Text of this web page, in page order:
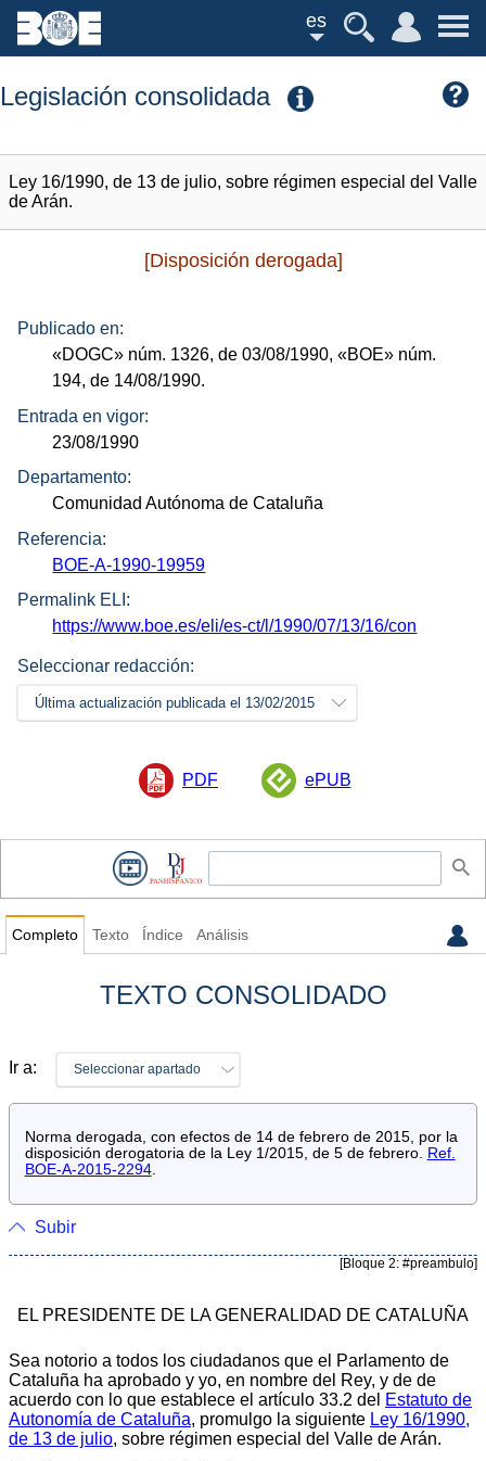
es
Legislación consolidada
Ley 16/1990, de 13 de julio, sobre régimen especial del Valle
de Arán.
[Disposición derogada]
Publicado en:
«DOGC» núm. 1326, de 03/08/1990,«BOE» núm.
194, de 14/08/1990.
Entrada en vigor:
23/08/1990
Departamento:
Comunidad Autónoma de Cataluña
Referencia:
BOE-A-1990-19959
Permalink ELI:
https://www.boe.es/eli/es-ct/l/1990/07/13/16/con
Seleccionar redacción:
Última actualización publicada el 13/02/2015
PDF ePUB
Completo Texto Índice Análisis
TEXTO CONSOLIDADO
Ir a: Seleccionar apartado
Norma derogada, con efectos de 14 de febrero de 2015, por la
disposición derogatoria de la Ley 1/2015, de 5 de febrero. Ref.
BOE-A-2015-2294.
Subir
[Bloque 2: #preambulo]
EL PRESIDENTE DE LA GENERALIDAD DE CATALUÑA
Sea notorio a todos los ciudadanos que el Parlamento de
Cataluña ha aprobado y yo, en nombre del Rey, y de de
acuerdo con lo que establece el artículo 33.2 del Estatuto de
Autonomía de Cataluña, promulgo la siguiente Ley 16/1990,
de 13 de julio, sobre régimen especial del Valle de Arán.